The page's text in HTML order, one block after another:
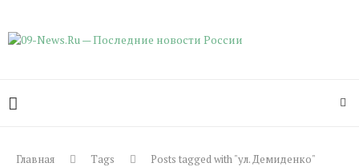
Главная Tags Posts tagged with "ул. Демиденко"